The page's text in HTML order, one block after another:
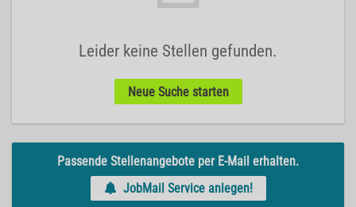
Leider keine Stellen gefunden.
Neue Suche starten
Passende Stellenangebote per E-Mail erhalten.
JobMail Service anlegen!